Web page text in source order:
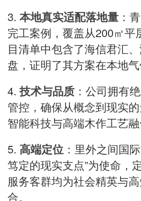
3. 本地真实适配落地量 ：
完工案例，覆盖从200㎡
目清单中包含了海信君汇
盘，证明了其方案在本地
4.技术与品质 ：公司拥有
管控，确保从概念到现实
智能科技与高端木作工艺
5. 高端定位 ：里外之间国
笃定的现实支点”为使命，
服务客群均为社会精英与
合。